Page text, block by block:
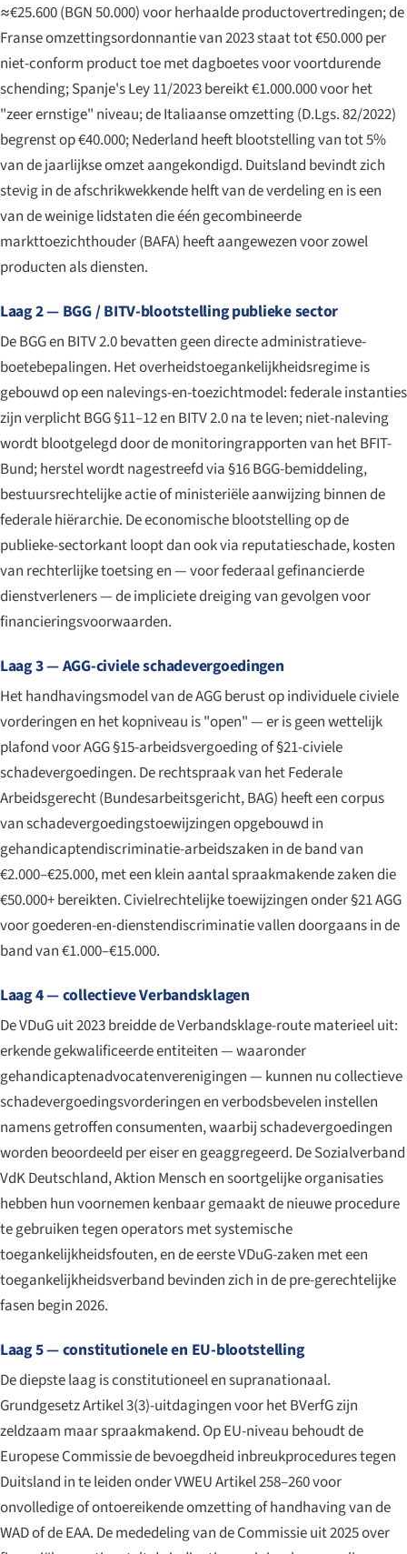
≈€25.600 (BGN 50.000) voor herhaalde productovertredingen; de
Franse omzettingsordonnantie van 2023 staat tot €50.000 per
niet-conform product toe met dagboetes voor voortdurende
schending; Spanje's Ley 11/2023 bereikt €1.000.000 voor het
"zeer ernstige" niveau; de Italiaanse omzetting (D.Lgs. 82/2022)
begrenst op €40.000; Nederland heeft blootstelling van tot 5%
van de jaarlijkse omzet aangekondigd. Duitsland bevindt zich
stevig in de afschrikwekkende helft van de verdeling en is een
van de weinige lidstaten die één gecombineerde
markttoezichthouder (BAFA) heeft aangewezen voor zowel
producten als diensten.
Laag 2 — BGG / BITV-blootstelling publieke sector
De BGG en BITV 2.0 bevatten geen directe administratieve-
boetebepalingen. Het overheids­toegankelijkheidsregime is
gebouwd op een nalevings-en-toezicht­model: federale instanties
zijn verplicht BGG §11–12 en BITV 2.0 na te leven; niet-naleving
wordt blootgelegd door de monitoringrapporten van het BFIT-
Bund; herstel wordt nagestreefd via §16 BGG-bemiddeling,
bestuursrechtelijke actie of ministeriële aanwijzing binnen de
federale hiërarchie. De economische blootstelling op de
publieke-sector­kant loopt dan ook via reputatieschade, kosten
van rechterlijke toetsing en — voor federaal gefinancierde
dienstverleners — de impliciete dreiging van gevolgen voor
financieringsvoorwaarden.
Laag 3 — AGG-civiele schadevergoedingen
Het handhavingsmodel van de AGG berust op individuele civiele
vorderingen en het kopniveau is "open" — er is geen wettelijk
plafond voor AGG §15-arbeidsvergoeding of §21-civiele
schadevergoedingen. De rechtspraak van het Federale
Arbeidsgerecht (Bundesarbeitsgericht, BAG) heeft een corpus
van schadevergoedingstoewijzingen opgebouwd in
gehandicaptendiscriminatie-arbeids­zaken in de band van
€2.000–€25.000, met een klein aantal spraakmakende zaken die
€50.000+ bereikten. Civielrechtelijke toewijzingen onder §21 AGG
voor goederen-en-diensten­discriminatie vallen doorgaans in de
band van €1.000–€15.000.
Laag 4 — collectieve Verbandsklagen
De VDuG uit 2023 breidde de Verbandsklage-route materieel uit:
erkende gekwalificeerde entiteiten — waaronder
gehandicaptenadvocatenverenigingen — kunnen nu collectieve
schadevergoedingsvorderingen en verbodsbevelen instellen
namens getroffen consumenten, waarbij schadevergoedingen
worden beoordeeld per eiser en geaggregeerd. De Sozialverband
VdK Deutschland, Aktion Mensch en soortgelijke organisaties
hebben hun voornemen kenbaar gemaakt de nieuwe procedure
te gebruiken tegen operators met systemische
toegankelijkheidsfouten, en de eerste VDuG-zaken met een
toegankelijkheidsverband bevinden zich in de pre-gerechtelijke
fasen begin 2026.
Laag 5 — constitutionele en EU-blootstelling
De diepste laag is constitutioneel en supranationaal.
Grundgesetz Artikel 3(3)-uitdagingen voor het BVerfG zijn
zeldzaam maar spraakmakend. Op EU-niveau behoudt de
Europese Commissie de bevoegdheid inbreukprocedures tegen
Duitsland in te leiden onder VWEU Artikel 258–260 voor
onvolledige of ontoereikende omzetting of handhaving van de
WAD of de EAA. De mededeling van de Commissie uit 2025 over